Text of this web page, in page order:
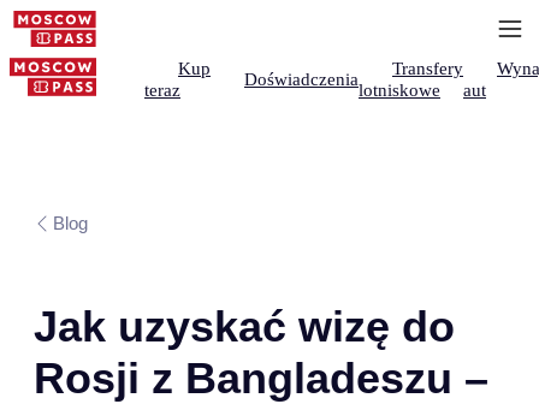
Kup
teraz
Doświadczenia
Transfery
lotniskowe
aut
Blog
Jak uzyskać wizę do
Rosji z Bangladeszu –